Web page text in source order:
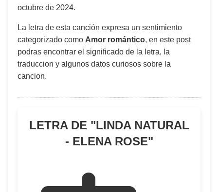
octubre de 2024.
La letra de esta canción expresa un sentimiento
categorizado como Amor romántico, en este post
podras encontrar el significado de la letra, la
traduccion y algunos datos curiosos sobre la
cancion.
LETRA DE "LINDA NATURAL
- ELENA ROSE"